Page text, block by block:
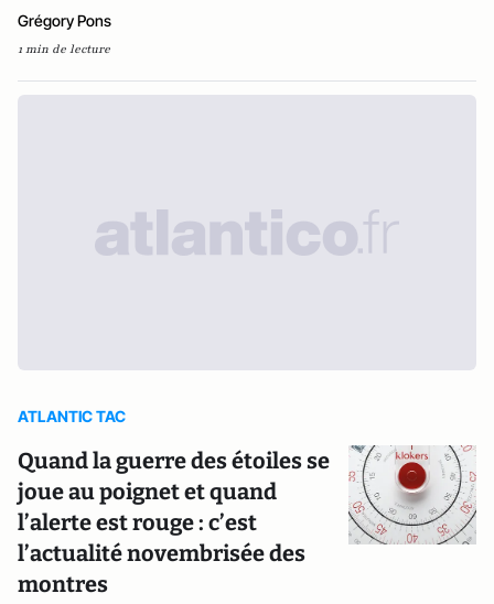
Grégory Pons
1 min de lecture
ATLANTIC TAC
Quand la guerre des étoiles se
joue au poignet et quand
l’alerte est rouge : c’est
l’actualité novembrisée des
montres